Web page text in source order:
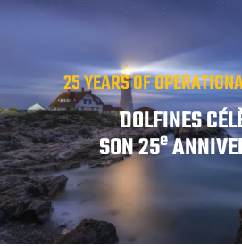
25 YEARS OF
DOLFINES
SON 25e